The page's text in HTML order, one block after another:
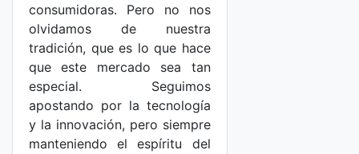
consumidoras. Pero no nos
olvidamos de nuestra
tradición, que es lo que hace
que este mercado sea tan
especial. Seguimos
apostando por la tecnología
y la innovación, pero siempre
manteniendo el espíritu del